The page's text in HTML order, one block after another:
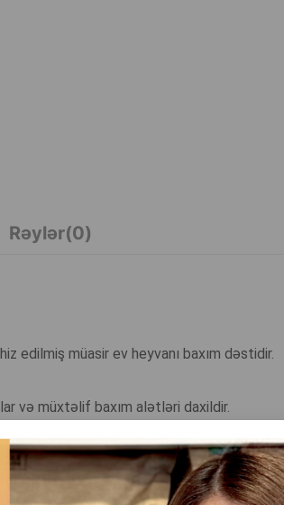
Rəylər(0)
edilmiş müasir ev heyvanı baxım dəstidir.
və müxtəlif baxım alətləri daxildir.
tük yayılmasının qarşısı alınır.